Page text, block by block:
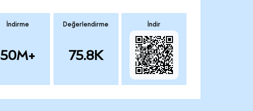
İndirme
50M+
Değerlendirme
75.8K
İndir